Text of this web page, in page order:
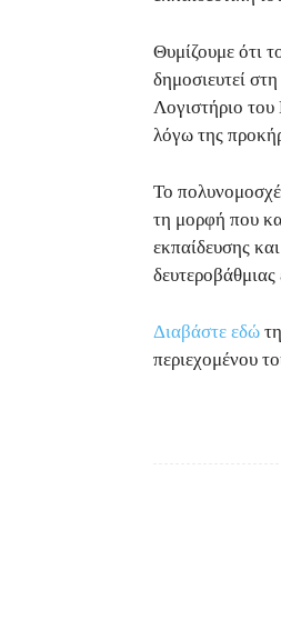
Θυμίζουμε ότι
δημοσιευτεί
Λογιστήριο
λόγω της
Το
τη μορφή που
εκπαίδευσης
Διαβάστε εδώ
περιεχομένου